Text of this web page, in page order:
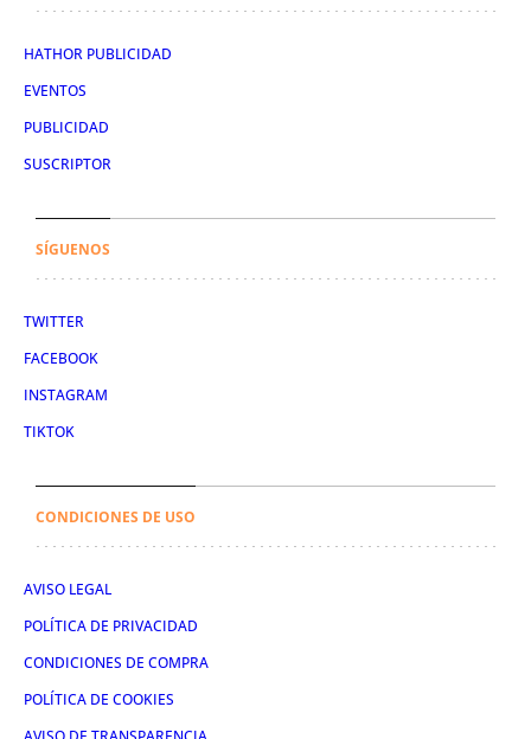
HATHOR PUBLICIDAD
EVENTOS
PUBLICIDAD
SUSCRIPTOR
SÍGUENOS
TWITTER
FACEBOOK
INSTAGRAM
TIKTOK
CONDICIONES DE USO
AVISO LEGAL
POLÍTICA DE PRIVACIDAD
CONDICIONES DE COMPRA
POLÍTICA DE COOKIES